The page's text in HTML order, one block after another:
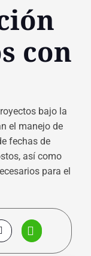
con
bajo la
el manejo de
fechas de
así como
para el